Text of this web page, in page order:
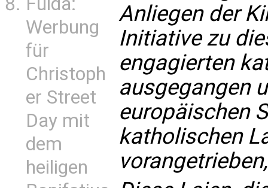
Werbung
für
Christoph
er Street
Day mit
dem
heiligen
Anliegen der
Initiative zu
engagierten
ausgegangen
europäischen
katholischen